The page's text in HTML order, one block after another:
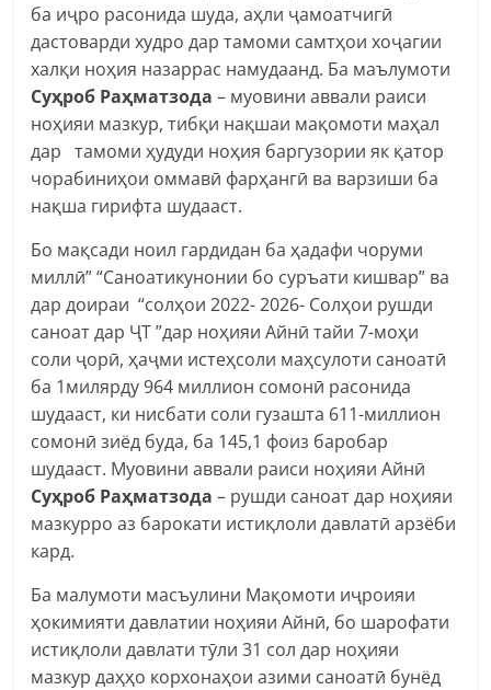
ба иҷро расонида шуда, аҳли ҷамоатчигӣ
дастоварди худро дар тамоми самтҳои хоҷагии
халқи ноҳия назаррас намудаанд. Ба маълумоти
Суҳроб Раҳматзода – муовини аввали раиси
ноҳияи мазкур, тибқи нақшаи мақомоти маҳал
дар тамоми ҳудуди ноҳия баргузории як қатор
чорабиниҳои оммавӣ фарҳангӣ ва варзиши ба
нақша гирифта шудааст.
Бо мақсади ноил гардидан ба ҳадафи чоруми
миллӣ” “Саноатикунонии бо суръати кишвар” ва
дар доираи “солҳои 2022- 2026- Солҳои рушди
саноат дар ҶТ ”дар ноҳияи Айнӣ тайи 7-моҳи
соли ҷорӣ, ҳаҷми истеҳсоли маҳсулоти саноатӣ
ба 1милярду 964 миллион сомонӣ расонида
шудааст, ки нисбати соли гузашта 611-миллион
сомонӣ зиёд буда, ба 145,1 фоиз баробар
шудааст. Муовини аввали раиси ноҳияи Айнӣ
Суҳроб Раҳматзода – рушди саноат дар ноҳияи
мазкурро аз барокати истиқлоли давлатӣ арзёби
кард.
Ба малумоти масъулини Мақомоти иҷроияи
ҳокимияти давлатии ноҳияи Айнӣ, бо шарофати
истиқлоли давлати тӯли 31 сол дар ноҳияи
мазкур даҳҳо корхонаҳои азими саноатӣ бунёд